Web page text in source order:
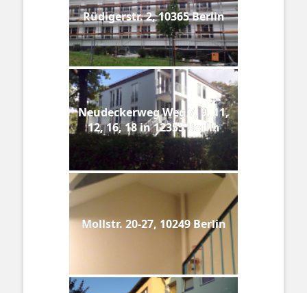
Rüdigerstr. 2, 10365 Berlin
Neudeckerweg Weg 7, 9, 11,
12, 16, 18 in 12355 Berlin
Mollstr. 20-27, 10249 Berlin